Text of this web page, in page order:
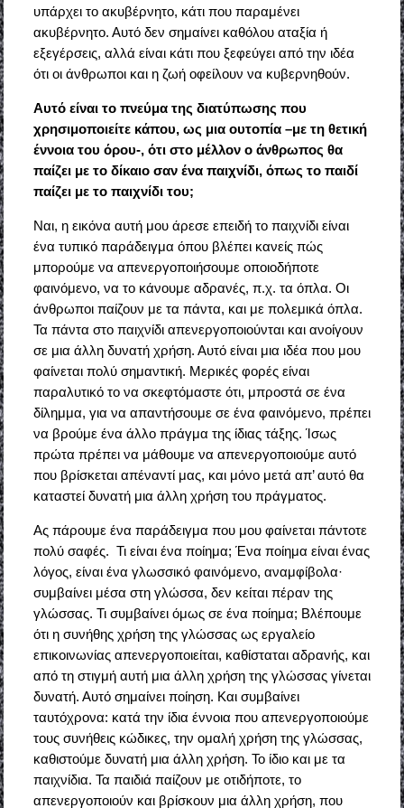
υπάρχει το ακυβέρνητο, κάτι που παραμένει
ακυβέρνητο. Αυτό δεν σημαίνει καθόλου αταξία ή
εξεγέρσεις, αλλά είναι κάτι που ξεφεύγει από την ιδέα
ότι οι άνθρωποι και η ζωή οφείλουν να κυβερνηθούν.
Αυτό είναι το πνεύμα της διατύπωσης που
χρησιμοποιείτε κάπου, ως μια ουτοπία –με τη θετική
έννοια του όρου-, ότι στο μέλλον ο άνθρωπος θα
παίζει με το δίκαιο σαν ένα παιχνίδι, όπως το παιδί
παίζει με το παιχνίδι του;
Ναι, η εικόνα αυτή μου άρεσε επειδή το παιχνίδι είναι
ένα τυπικό παράδειγμα όπου βλέπει κανείς πώς
μπορούμε να απενεργοποιήσουμε οποιοδήποτε
φαινόμενο, να το κάνουμε αδρανές, π.χ. τα όπλα. Οι
άνθρωποι παίζουν με τα πάντα, και με πολεμικά όπλα.
Τα πάντα στο παιχνίδι απενεργοποιούνται και ανοίγουν
σε μια άλλη δυνατή χρήση. Αυτό είναι μια ιδέα που μου
φαίνεται πολύ σημαντική. Μερικές φορές είναι
παραλυτικό το να σκεφτόμαστε ότι, μπροστά σε ένα
δίλημμα, για να απαντήσουμε σε ένα φαινόμενο, πρέπει
να βρούμε ένα άλλο πράγμα της ίδιας τάξης. Ίσως
πρώτα πρέπει να μάθουμε να απενεργοποιούμε αυτό
που βρίσκεται απέναντί μας, και μόνο μετά απ’ αυτό θα
καταστεί δυνατή μια άλλη χρήση του πράγματος.
Ας πάρουμε ένα παράδειγμα που μου φαίνεται πάντοτε
πολύ σαφές. Τι είναι ένα ποίημα; Ένα ποίημα είναι ένας
λόγος, είναι ένα γλωσσικό φαινόμενο, αναμφίβολα·
συμβαίνει μέσα στη γλώσσα, δεν κείται πέραν της
γλώσσας. Τι συμβαίνει όμως σε ένα ποίημα; Βλέπουμε
ότι η συνήθης χρήση της γλώσσας ως εργαλείο
επικοινωνίας απενεργοποιείται, καθίσταται αδρανής, και
από τη στιγμή αυτή μια άλλη χρήση της γλώσσας γίνεται
δυνατή. Αυτό σημαίνει ποίηση. Και συμβαίνει
ταυτόχρονα: κατά την ίδια έννοια που απενεργοποιούμε
τους συνήθεις κώδικες, την ομαλή χρήση της γλώσσας,
καθιστούμε δυνατή μια άλλη χρήση. Το ίδιο και με τα
παιχνίδια. Τα παιδιά παίζουν με οτιδήποτε, το
απενεργοποιούν και βρίσκουν μια άλλη χρήση, που